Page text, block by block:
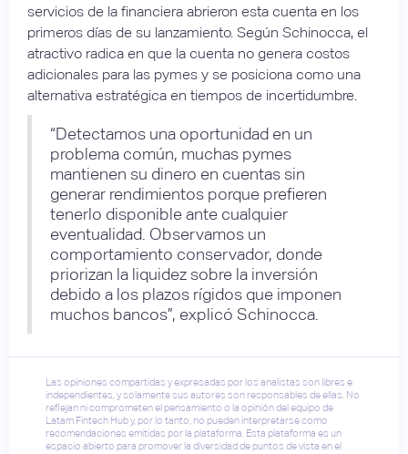
servicios de la financiera abrieron esta cuenta en los
primeros días de su lanzamiento. Según Schinocca, el
atractivo radica en que la cuenta no genera costos
adicionales para las pymes y se posiciona como una
alternativa estratégica en tiempos de incertidumbre.
“Detectamos una oportunidad en un
problema común, muchas pymes
mantienen su dinero en cuentas sin
generar rendimientos porque prefieren
tenerlo disponible ante cualquier
eventualidad. Observamos un
comportamiento conservador, donde
priorizan la liquidez sobre la inversión
debido a los plazos rígidos que imponen
muchos bancos”, explicó Schinocca.
Las opiniones compartidas y expresadas por los analistas son libres e
independientes, y solamente sus autores son responsables de ellas. No
reflejan ni comprometen el pensamiento o la opinión del equipo de
Latam Fintech Hub y, por lo tanto, no pueden interpretarse como
recomendaciones emitidas por la plataforma. Esta plataforma es un
espacio abierto para promover la diversidad de puntos de vista en el